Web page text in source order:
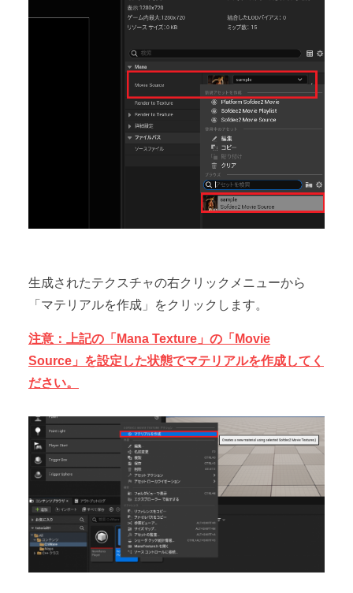
生成されたテクスチャの右クリックメニューから
「マテリアルを作成」をクリックします。
注意：上記の「Mana Texture」の「Movie
Source」を設定した状態でマテリアルを作成してく
ださい。